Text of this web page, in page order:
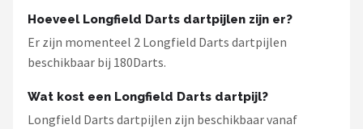
Hoeveel Longfield Darts dartpijlen zijn er?
Er zijn momenteel 2 Longfield Darts dartpijlen
beschikbaar bij 180Darts.
Wat kost een Longfield Darts dartpijl?
Longfield Darts dartpijlen zijn beschikbaar vanaf